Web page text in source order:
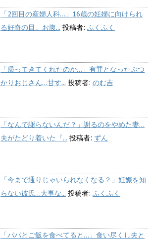
「2回目の産婦人科…」16歳の妊婦に向けられ
る好奇の目。お腹... 投稿者: ふくふく
「帰ってきてくれたのか…」有罪となったぶつ
かりおじさん…甘す... 投稿者: のむ吉
「なんで謝らないんだ？」謝るのをやめた妻…
夫がたどり着いた『... 投稿者: ずん
「今まで通りじゃいられなくなる？」妊娠を知
らない彼氏…大事な... 投稿者: ふくふく
「パパとご飯を食べてると…」食い尽くし夫と